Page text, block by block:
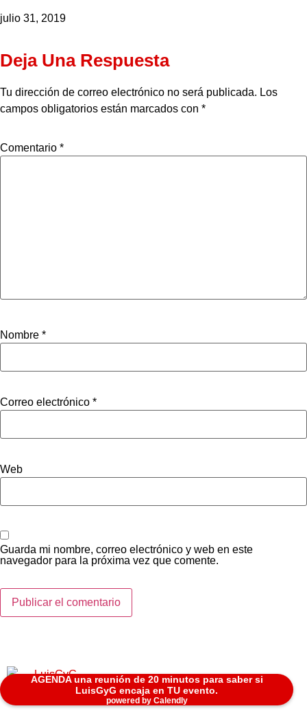
AGENDA una reunión de 20 minutos para saber si
LuisGyG encaja en TU evento.
powered by Calendly
julio 31, 2019
Deja Una Respuesta
Tu dirección de correo electrónico no será publicada. Los
campos obligatorios están marcados con *
Comentario *
Nombre *
Correo electrónico *
Web
Guarda mi nombre, correo electrónico y web en este
navegador para la próxima vez que comente.
Conferencista de IA y Consultor para Tomadores de Decisiones
LuisGyG® Todos Los Derechos Reservados.